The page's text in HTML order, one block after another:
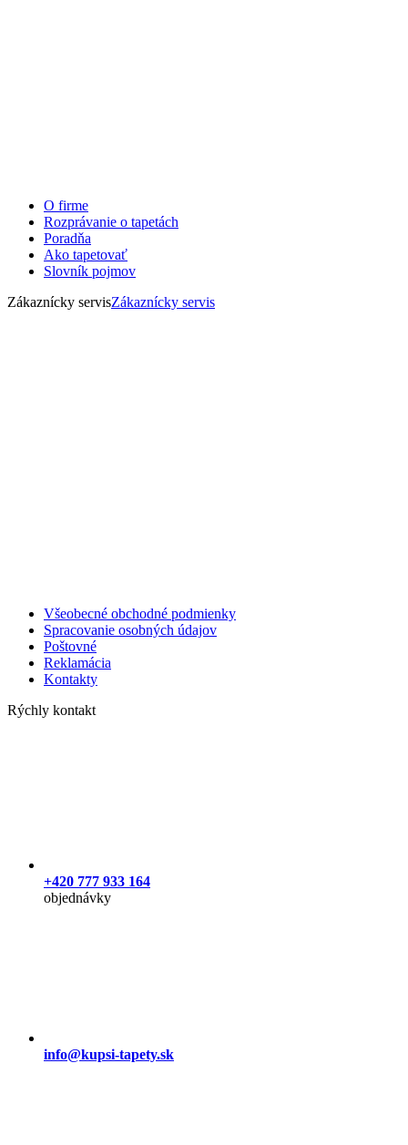
O firme
Rozprávanie o tapetách
Poradňa
Ako tapetovať
Slovník pojmov
Zákaznícky servisZákaznícky servis
Všeobecné obchodné podmienky
Spracovanie osobných údajov
Poštovné
Reklamácia
Kontakty
Rýchly kontakt
+420 777 933 164
objednávky
info@kupsi-tapety.sk